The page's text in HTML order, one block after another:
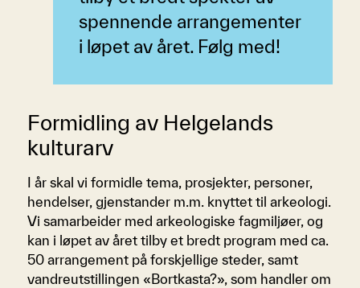
spennende arrangementer
i løpet av året. Følg med!
Formidling av Helgelands
kulturarv
I år skal vi formidle tema, prosjekter, personer,
hendelser, gjenstander m.m. knyttet til arkeologi.
Vi samarbeider med arkeologiske fagmiljøer, og
kan i løpet av året tilby et bredt program med ca.
50 arrangement på forskjellige steder, samt
vandreutstillingen «Bortkasta?», som handler om